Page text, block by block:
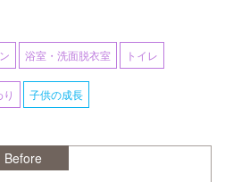
子供の成長
浴室・洗面脱衣室 トイレ